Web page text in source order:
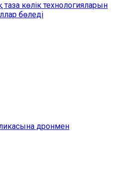
көлік технологияларын
бөледі
дронмен